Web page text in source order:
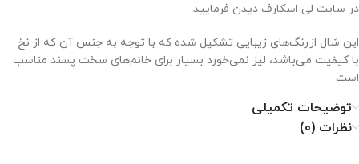
در سایت لی اسکارف دیدن فرمایید.
این شال ازرنگ‌های زیبایی تشکیل شده که با توجه به جنس آن که از نخ
با کیفیت می‌باشد، لیز نمی‌خورد بسیار برای خانم‌های سخت پسند مناسب
است
نحوه نگهداری از شال بافت
توضیحات تکمیلی
نظرات (0)